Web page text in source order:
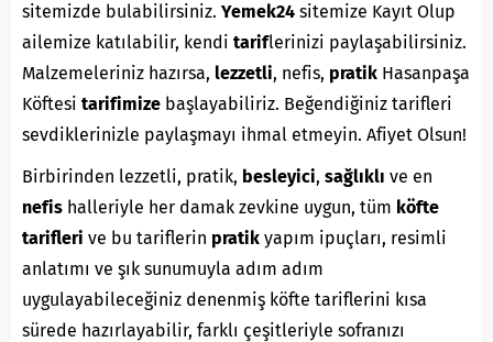
sitemizde bulabilirsiniz. Yemek24 sitemize Kayıt Olup
ailemize katılabilir, kendi tariflerinizi paylaşabilirsiniz.
Malzemeleriniz hazırsa, lezzetli, nefis, pratik Hasanpaşa
Köftesi tarifimize başlayabiliriz. Beğendiğiniz tarifleri
sevdiklerinizle paylaşmayı ihmal etmeyin. Afiyet Olsun!
Birbirinden lezzetli, pratik, besleyici, sağlıklı ve en
nefis halleriyle her damak zevkine uygun, tüm köfte
tarifleri ve bu tariflerin pratik yapım ipuçları, resimli
anlatımı ve şık sunumuyla adım adım
uygulayabileceğiniz denenmiş köfte tariflerini kısa
sürede hazırlayabilir, farklı çeşitleriyle sofranızı